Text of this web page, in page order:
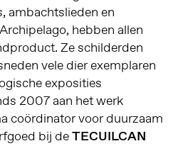
ambachtslieden en
hebben allen
Ze schilderden
vele dier exemplaren
exposities
2007 aan het werk
coördinator voor duurzaam
bij deTECUILCAN